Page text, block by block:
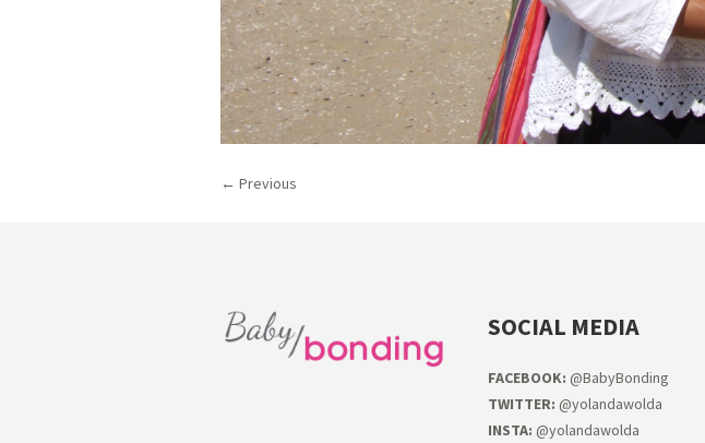
← Previous
SOCIAL MEDIA
FACEBOOK: @BabyBonding
TWITTER: @yolandawolda
INSTA: @yolandawolda